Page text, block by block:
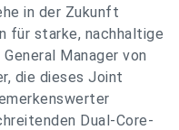
in der Zukunft
für starke, nachhaltige
Manager von
die dieses Joint
Dual-Core-